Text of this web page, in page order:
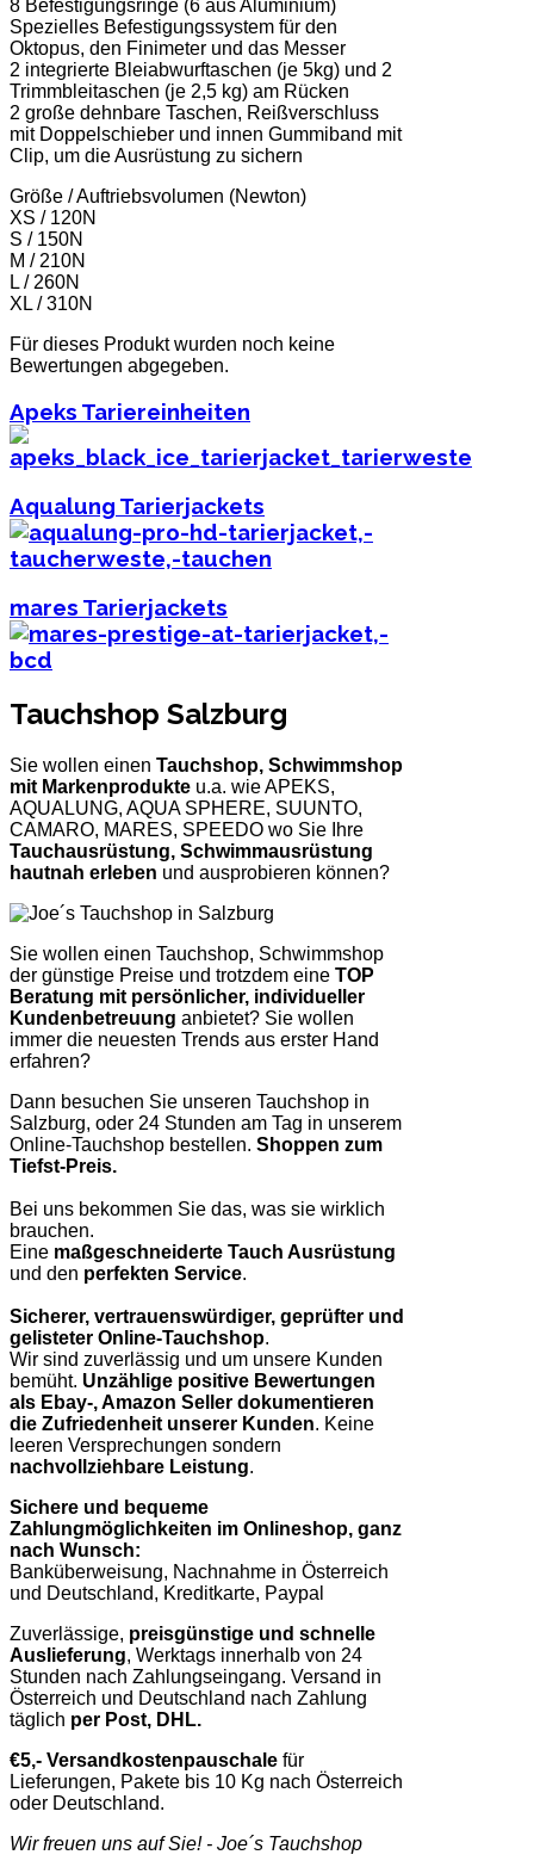
8 Befestigungsringe (6 aus Aluminium)
Spezielles Befestigungssystem für den
Oktopus, den Finimeter und das Messer
2 integrierte Bleiabwurftaschen (je 5kg) und 2
Trimmbleitaschen (je 2,5 kg) am Rücken
2 große dehnbare Taschen, Reißverschluss
mit Doppelschieber und innen Gummiband mit
Clip, um die Ausrüstung zu sichern
Größe / Auftriebsvolumen (Newton)
XS / 120N
S / 150N
M / 210N
L / 260N
XL / 310N
Für dieses Produkt wurden noch keine
Bewertungen abgegeben.
Apeks Tariereinheiten
Aqualung Tarierjackets
mares Tarierjackets
Tauchshop Salzburg
Sie wollen einen Tauchshop, Schwimmshop
mit Markenprodukte u.a. wie APEKS,
AQUALUNG, AQUA SPHERE, SUUNTO,
CAMARO, MARES, SPEEDO wo Sie Ihre
Tauchausrüstung, Schwimmausrüstung
hautnah erleben und ausprobieren können?
Sie wollen einen Tauchshop, Schwimmshop
der günstige Preise und trotzdem eine TOP
Beratung mit persönlicher, individueller
Kundenbetreuung anbietet? Sie wollen
immer die neuesten Trends aus erster Hand
erfahren?
Dann besuchen Sie unseren Tauchshop in
Salzburg, oder 24 Stunden am Tag in unserem
Online-Tauchshop bestellen. Shoppen zum
Tiefst-Preis.
Bei uns bekommen Sie das, was sie wirklich
brauchen.
Eine maßgeschneiderte Tauch Ausrüstung
und den perfekten Service.
Sicherer, vertrauenswürdiger, geprüfter und
gelisteter Online-Tauchshop.
Wir sind zuverlässig und um unsere Kunden
bemüht. Unzählige positive Bewertungen
als Ebay-, Amazon Seller dokumentieren
die Zufriedenheit unserer Kunden. Keine
leeren Versprechungen sondern
nachvollziehbare Leistung.
Sichere und bequeme
Zahlungmöglichkeiten im Onlineshop, ganz
nach Wunsch:
Banküberweisung, Nachnahme in Österreich
und Deutschland, Kreditkarte, Paypal
Zuverlässige, preisgünstige und schnelle
Auslieferung, Werktags innerhalb von 24
Stunden nach Zahlungseingang. Versand in
Österreich und Deutschland nach Zahlung
täglich per Post, DHL.
€5,- Versandkostenpauschale für
Lieferungen, Pakete bis 10 Kg nach Österreich
oder Deutschland.
Wir freuen uns auf Sie! - Joe´s Tauchshop